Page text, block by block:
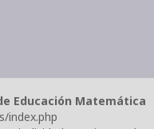
Educación Matemática
index.php